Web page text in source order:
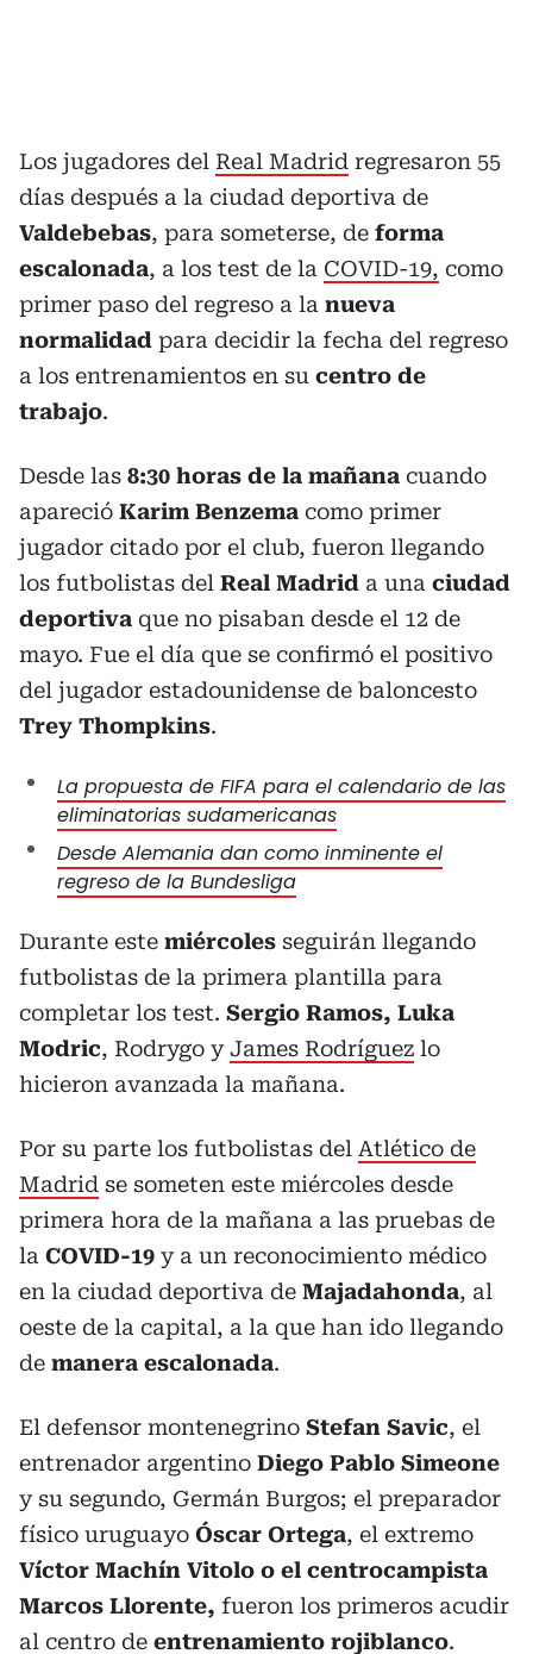
Los jugadores del Real Madrid regresaron 55
días después a la ciudad deportiva de
Valdebebas, para someterse, de forma
escalonada, a los test de la COVID-19, como
primer paso del regreso a la nueva
normalidad para decidir la fecha del regreso
a los entrenamientos en su centro de
trabajo.
Desde las 8:30 horas de la mañana cuando
apareció Karim Benzema como primer
jugador citado por el club, fueron llegando
los futbolistas del Real Madrid a una ciudad
deportiva que no pisaban desde el 12 de
mayo. Fue el día que se confirmó el positivo
del jugador estadounidense de baloncesto
Trey Thompkins.
La propuesta de FIFA para el calendario de las
eliminatorias sudamericanas
Desde Alemania dan como inminente el
regreso de la Bundesliga
Durante este miércoles seguirán llegando
futbolistas de la primera plantilla para
completar los test. Sergio Ramos, Luka
Modric, Rodrygo yJames Rodríguez lo
hicieron avanzada la mañana.
Por su parte los futbolistas del Atlético de
Madrid se someten este miércoles desde
primera hora de la mañana a las pruebas de
la COVID-19 y a un reconocimiento médico
en la ciudad deportiva de Majadahonda, al
oeste de la capital, a la que han ido llegando
de manera escalonada.
El defensor montenegrino Stefan Savic, el
entrenador argentino Diego Pablo Simeone
y su segundo, Germán Burgos; el preparador
físico uruguayo Óscar Ortega, el extremo
Víctor Machín Vitolo o el centrocampista
Marcos Llorente, fueron los primeros acudir
al centro de entrenamiento rojiblanco.